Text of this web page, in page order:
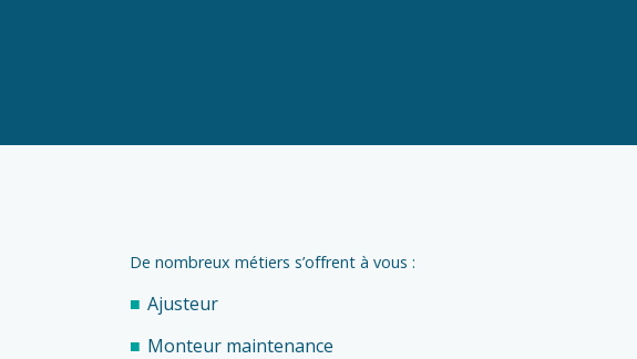
De nombreux métiers s’offrent à vous :
Ajusteur
Monteur maintenance